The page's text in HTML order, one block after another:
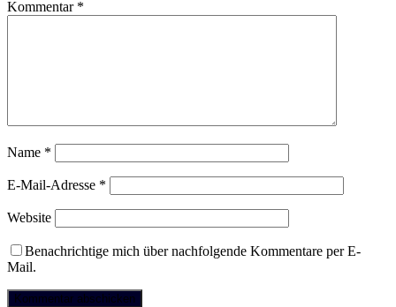
Kommentar *
Name *
E-Mail-Adresse *
Website
Benachrichtige mich über nachfolgende Kommentare per E-
Mail.